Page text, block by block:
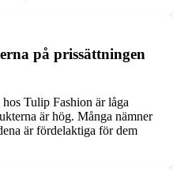
på prissättningen
Tulip Fashion är låga
är hög. Många nämner
är fördelaktiga för dem